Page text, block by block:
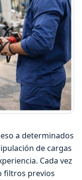
a determinados
de cargas
Cada vez
filtros previos